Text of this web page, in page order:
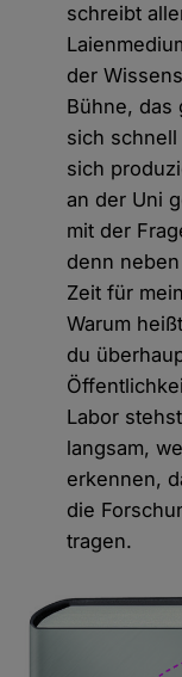
schreibt
der
Bühne, das
sich schnell
sich
an der Uni
mit der
denn
Zeit für
Warum
du
Labor
langsam,
erkennen,
die
tragen.